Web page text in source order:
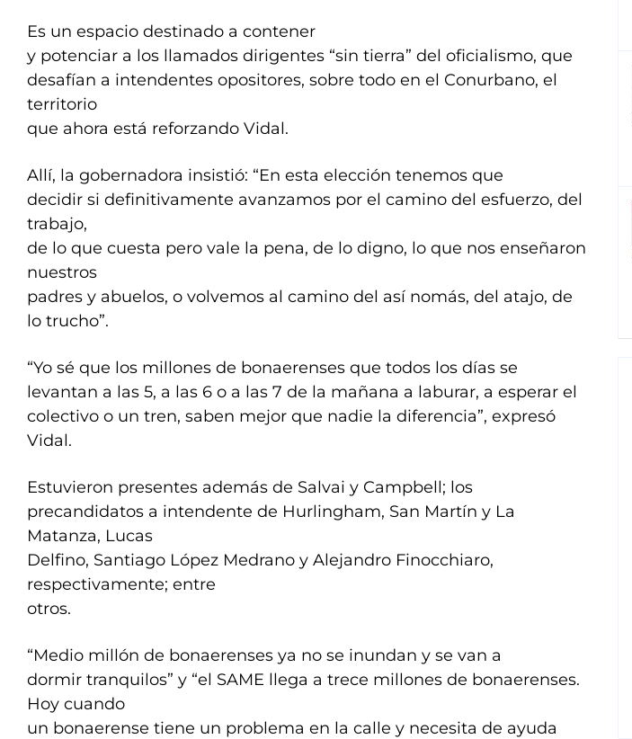
Es un espacio destinado a contener
y potenciar a los llamados dirigentes “sin tierra” del oficialismo, que
desafían a intendentes opositores, sobre todo en el Conurbano, el
territorio
que ahora está reforzando Vidal.
Allí, la gobernadora insistió: “En esta elección tenemos que
decidir si definitivamente avanzamos por el camino del esfuerzo, del
trabajo,
de lo que cuesta pero vale la pena, de lo digno, lo que nos enseñaron
nuestros
padres y abuelos, o volvemos al camino del así nomás, del atajo, de
lo trucho”.
“Yo sé que los millones de bonaerenses que todos los días se
levantan a las 5, a las 6 o a las 7 de la mañana a laburar, a esperar el
colectivo o un tren, saben mejor que nadie la diferencia”, expresó
Vidal.
Estuvieron presentes además de Salvai y Campbell; los
precandidatos a intendente de Hurlingham, San Martín y La
Matanza, Lucas
Delfino, Santiago López Medrano y Alejandro Finocchiaro,
respectivamente; entre
otros.
“Medio millón de bonaerenses ya no se inundan y se van a
dormir tranquilos” y “el SAME llega a trece millones de bonaerenses.
Hoy cuando
un bonaerense tiene un problema en la calle y necesita de ayuda